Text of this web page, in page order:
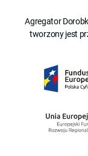
Agregator
tworzony jest